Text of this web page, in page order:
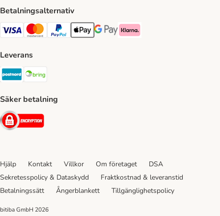
Betalningsalternativ
VISA Payment Method
Mastercard Payment Method
Paypal Payment Method
Apple Pay Payment Method
Google Pay Payment Method
Klarna Payment Method
Leverans
Postnord Shipping Method
Säker betalning
Security
Hjälp Kontakt Villkor Om företaget
DSA
Sekretesspolicy & Dataskydd
Fraktkostnad & leveranstid
Betalningssätt
Ångerblankett Tillgänglighetspolicy
bitiba GmbH 2026